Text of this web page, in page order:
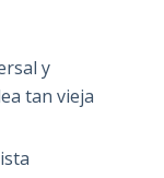
y
tan vieja